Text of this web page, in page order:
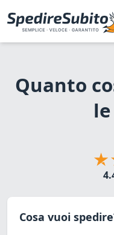
Quanto
Cosa vuoi